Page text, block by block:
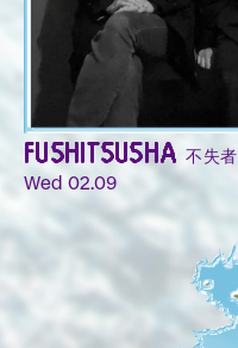
FUSHITSUSHA 不失者
Wed 02.09